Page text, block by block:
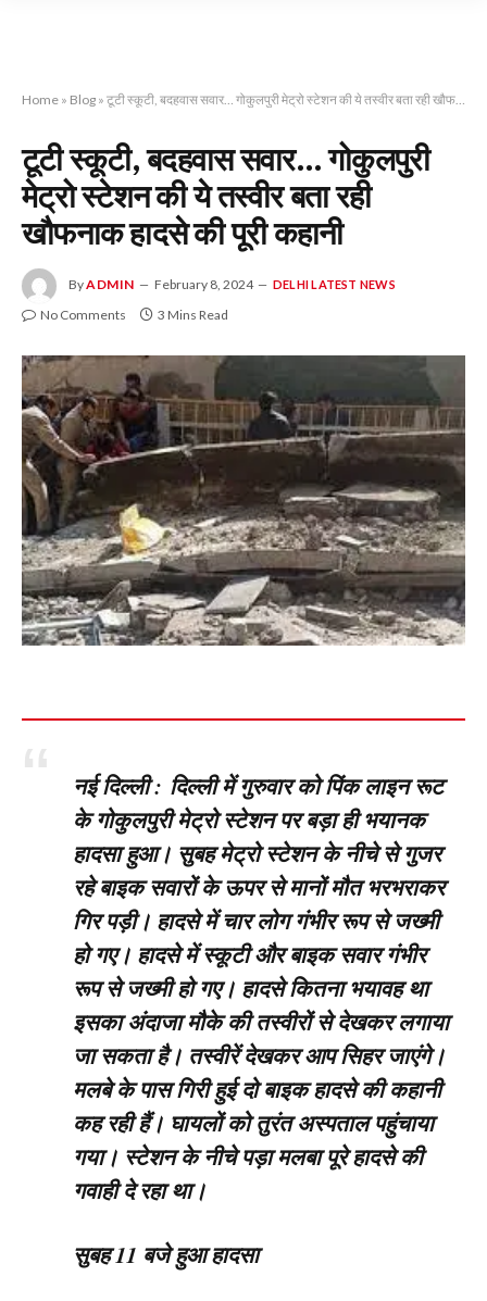
Home » Blog » टूटी स्कूटी, बदहवास सवार… गोकुलपुरी मेट्रो स्टेशन की ये तस्वीर बता रही खौफनाक हादसे की पूरी कहानी
टूटी स्कूटी, बदहवास सवार… गोकुलपुरी
मेट्रो स्टेशन की ये तस्वीर बता रही
खौफनाक हादसे की पूरी कहानी
ByADMIN February 8, 2024 DELHI LATEST NEWS
No Comments 3 Mins Read
नई दिल्ली : दिल्ली में गुरुवार को पिंक लाइन रूट
के गोकुलपुरी मेट्रो स्टेशन पर बड़ा ही भयानक
हादसा हुआ। सुबह मेट्रो स्टेशन के नीचे से गुजर
रहे बाइक सवारों के ऊपर से मानों मौत भरभराकर
गिर पड़ी। हादसे में चार लोग गंभीर रूप से जख्मी
हो गए। हादसे में स्कूटी और बाइक सवार गंभीर
रूप से जख्मी हो गए। हादसे कितना भयावह था
इसका अंदाजा मौके की तस्वीरों से देखकर लगाया
जा सकता है। तस्वीरें देखकर आप सिहर जाएंगे।
मलबे के पास गिरी हुई दो बाइक हादसे की कहानी
कह रही हैं। घायलों को तुरंत अस्पताल पहुंचाया
गया। स्टेशन के नीचे पड़ा मलबा पूरे हादसे की
गवाही दे रहा था।
सुबह 11 बजे हुआ हादसा